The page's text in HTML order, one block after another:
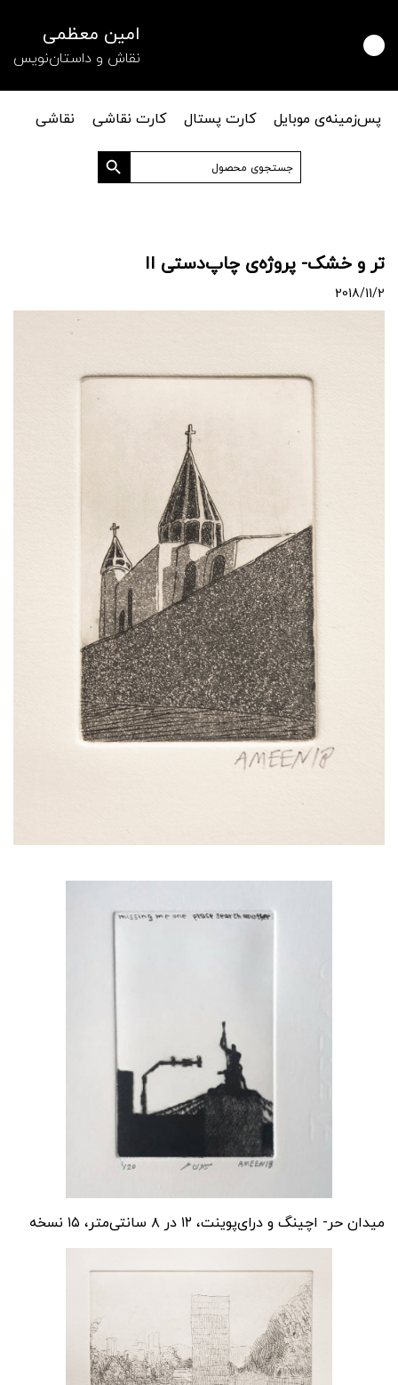
امین معظمی
نقاش و داستان‌نویس
پس‌زمینه‌ی موبایل کارت پستال کارت نقاشی
نقاشی
جستجو
برای:
دکمه جستجو
میدان حر- اچینگ و درای‌پوینت، ۱۲ در ۸ سانتی‌متر، ۱۵ نسخه
تر و خشک- پروژه‌ی چاپ‌دستی اا
2018/11/2